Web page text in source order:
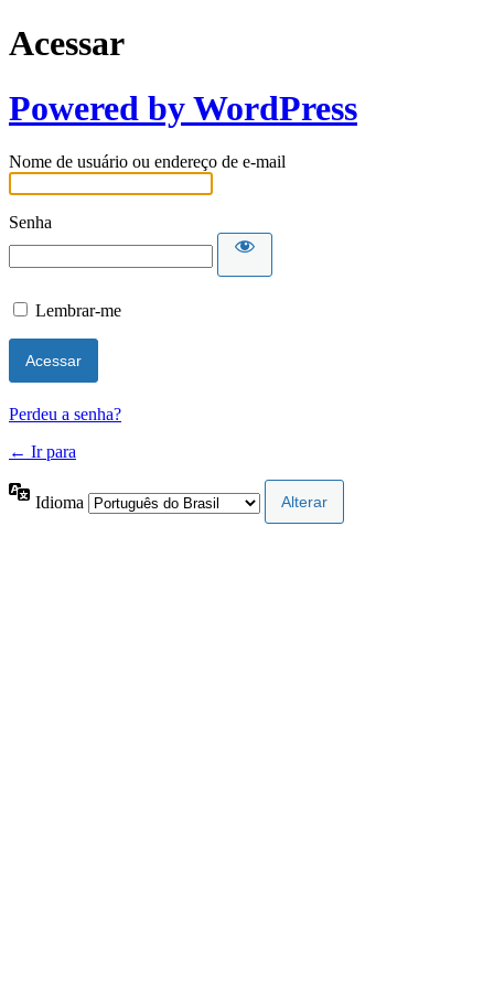
Acessar
Powered by WordPress
Nome de usuário ou endereço de e-mail
Senha
Lembrar-me
Perdeu a senha?
← Ir para
Idioma